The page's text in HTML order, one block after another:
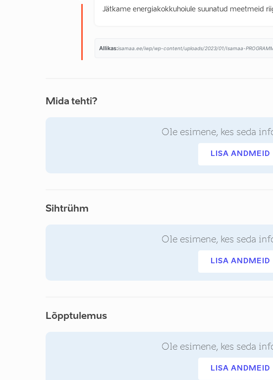
Jätkame energiakokkuhoiule suunatud meetmeid
Allikas:isamaa.ee/iwp/wp-content/uploads/2023/01/Isamaa-
Mida tehti?
Ole esimene, kes seda
LISA ANDMEID
Sihtrühm
Ole esimene, kes seda
LISA ANDMEID
Lõpptulemus
Ole esimene, kes seda
LISA ANDMEID